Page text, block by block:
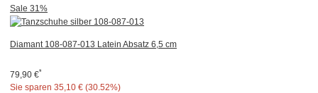
Sale 31%
Diamant 108-087-013 Latein Absatz 6,5 cm
79,90 €*
Sie sparen 35,10 € (30.52%)